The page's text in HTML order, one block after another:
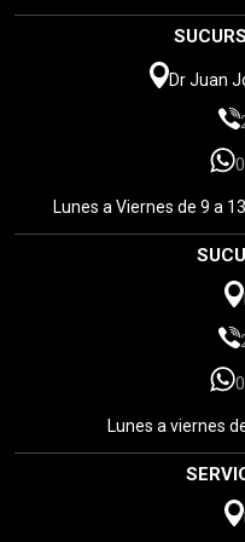
Dr Juan
Lunes a Viernes de 9 a
Lunes a viernes